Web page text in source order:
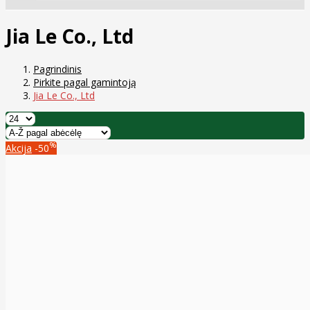
Jia Le Co., Ltd
Pagrindinis
Pirkite pagal gamintoją
Jia Le Co., Ltd
Akcija -50%